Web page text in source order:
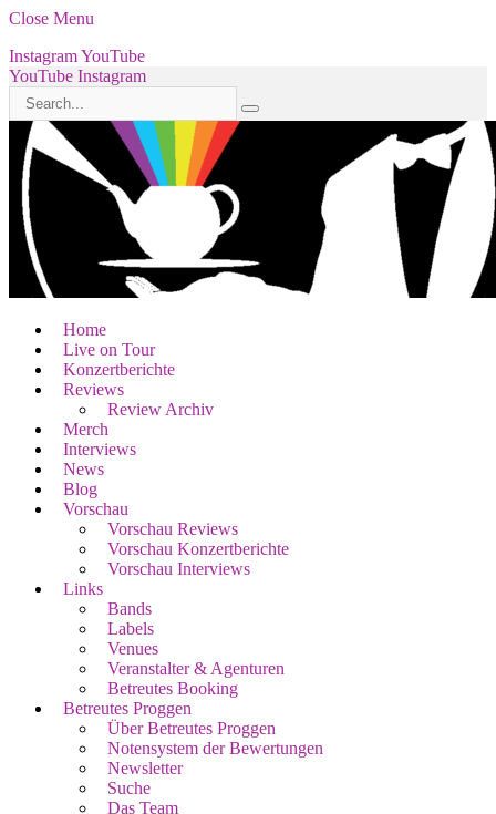
Close Menu
InstagramYouTube
YouTube Instagram
Home
Live on Tour
Konzertberichte
Reviews
Review Archiv
Merch
Interviews
News
Blog
Vorschau
Vorschau Reviews
Vorschau Konzertberichte
Vorschau Interviews
Links
Bands
Labels
Venues
Veranstalter & Agenturen
Betreutes Booking
Betreutes Proggen
Über Betreutes Proggen
Notensystem der Bewertungen
Newsletter
Suche
Das Team